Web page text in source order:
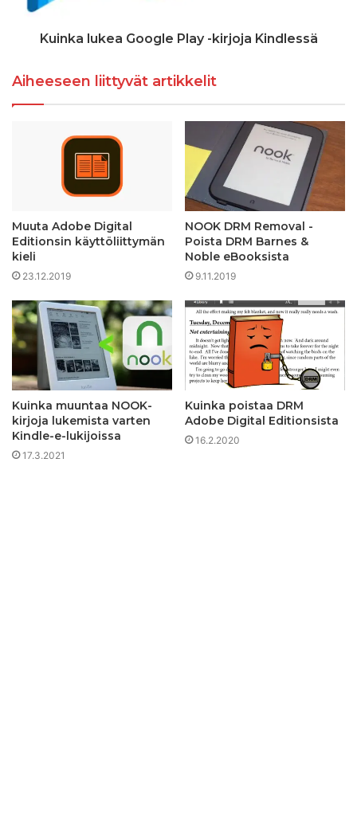
Kuinka lukea Google Play -kirjoja Kindlessä
Aiheeseen liittyvät artikkelit
Muuta Adobe Digital
Editionsin käyttöliittymän
kieli
23.12.2019
NOOK DRM Removal -
Poista DRM Barnes &
Noble eBooksista
9.11.2019
Kuinka muuntaa NOOK-
kirjoja lukemista varten
Kindle-e-lukijoissa
17.3.2021
Kuinka poistaa DRM
Adobe Digital Editionsista
16.2.2020